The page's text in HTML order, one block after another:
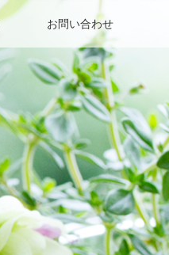
お問い合わせ